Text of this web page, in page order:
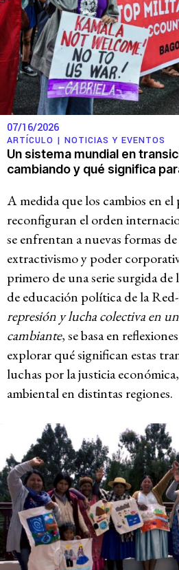
07/16/2026
ARTÍCULO | NOTICIAS Y EVENTOS
Un sistema mundial en
cambiando y qué significa
A medida que los cambios en
reconfiguran el orden
se enfrentan a nuevas formas
extractivismo y poder
primero de una serie surgida de
de educación política de la
represión y lucha colectiva en
cambiante, se basa en
explorar qué significan estas
luchas por la justicia
ambiental en distintas regiones.